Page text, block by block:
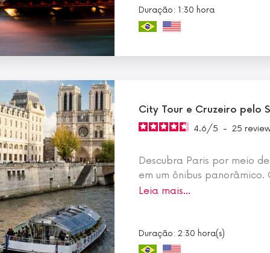
Duração: 1:30 hora
City Tour e Cruzeiro pelo
4.6/5 - 25
Descubra Paris por meio
em um ônibus
Leia mais…
Duração: 2:30 hora(s)